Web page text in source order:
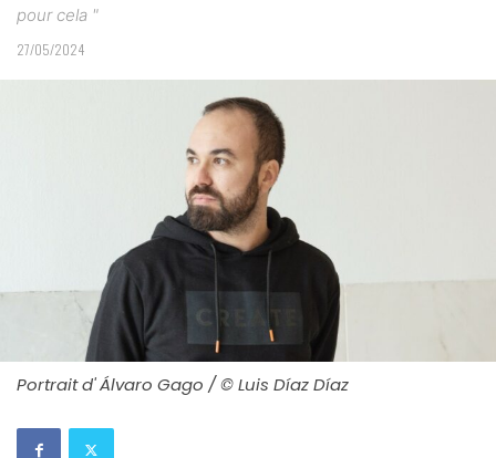
pour cela "
27/05/2024
Portrait d' Álvaro Gago / © Luis Díaz Díaz